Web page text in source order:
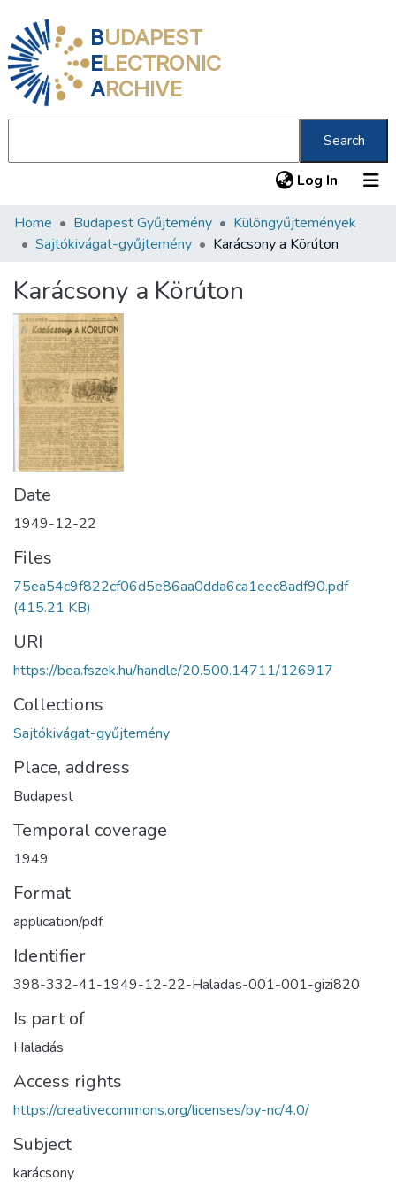
BUDAPEST
ELECTRONIC
ARCHIVE
Search
Log In (current)
Communities & Collections
Statistics
About us
Home Budapest Gyűjtemény
Különgyűjtemények
Sajtókivágat-gyűjtemény
Karácsony a Körúton
Karácsony a Körúton
Date
1949-12-22
Files
75ea54c9f822cf06d5e86aa0dda6ca1eec8adf90.pdf
(415.21 KB)
URI
https://bea.fszek.hu/handle/20.500.14711/126917
Collections
Sajtókivágat-gyűjtemény
Place, address
Budapest
Temporal coverage
1949
Format
application/pdf
Identifier
398-332-41-1949-12-22-Haladas-001-001-gizi820
Is part of
Haladás
Access rights
https://creativecommons.org/licenses/by-nc/4.0/
Subject
karácsony